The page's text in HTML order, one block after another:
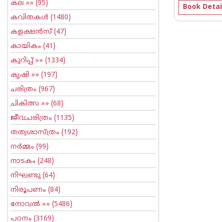
കല »» (95)
കവിതകള്‍ (1480)
കളക്ഷന്‍സ്(47)
കായികം (41)
കുറിപ്പ്‌ »» (1334)
കൃഷി »» (197)
ചരിത്രം (967)
ചികിത്സ »» (68)
ജീവചരിത്രം (1135)
തത്വശാസ്ത്രം (192)
നര്‍മ്മം (99)
നാടകം (248)
നിഘണ്ടു (64)
നിരൂപണം (84)
നോവല്‍ »» (5486)
പഠനം (3169)
Book